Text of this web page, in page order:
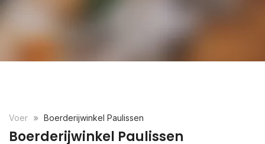
Voer Boerderijwinkel Paulissen
Boerderijwinkel Paulissen